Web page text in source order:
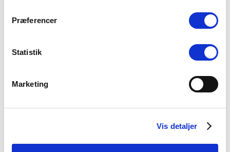
Præferencer
Statistik
Marketing
Vis detaljer
Tilføj til kurv